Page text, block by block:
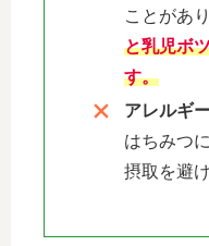
ことがあり
と乳児ボ
す。
アレルギ
はちみつに
摂取を避